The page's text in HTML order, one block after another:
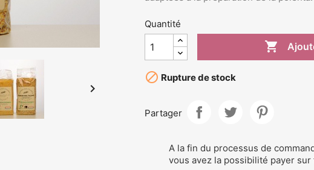

Quantité

 Rupture de stock
Partager
A la fin du processus de
vous avez la possibilité payer